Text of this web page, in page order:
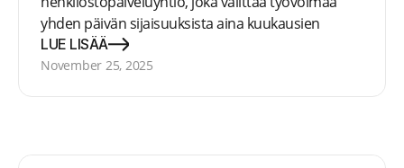
yhden päivän sijaisuuksista aina kuukausien
mittaisiin työsuhteisiin. Seure auttaa asiakkaita
myös muissa henkilöstöasioissa, kuten
LUE LISÄÄ
November 25, 2025